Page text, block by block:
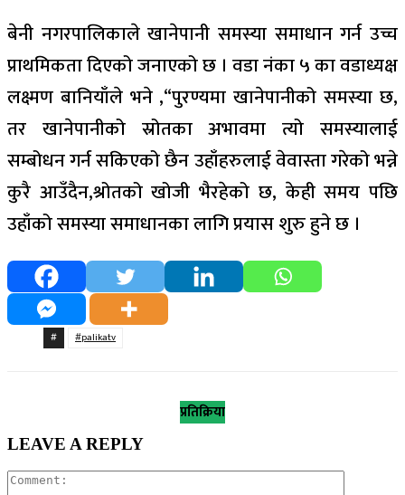
बेनी नगरपालिकाले खानेपानी समस्या समाधान गर्न उच्च
प्राथमिकता दिएको जनाएको छ । वडा नंका ५ का वडाध्यक्ष
लक्ष्मण बानियाँले भने ,“पुरण्यमा खानेपानीको समस्या छ,
तर खानेपानीको स्रोतका अभावमा त्यो समस्यालाई
सम्बोधन गर्न सकिएको छैन उहाँहरुलाई वेवास्ता गरेको भन्ने
कुरै आउँदैन,श्रोतको खोजी भैरहेको छ, केही समय पछि
उहाँको समस्या समाधानका लागि प्रयास शुरु हुने छ ।
# #palikatv
प्रतिक्रिया
LEAVE A REPLY